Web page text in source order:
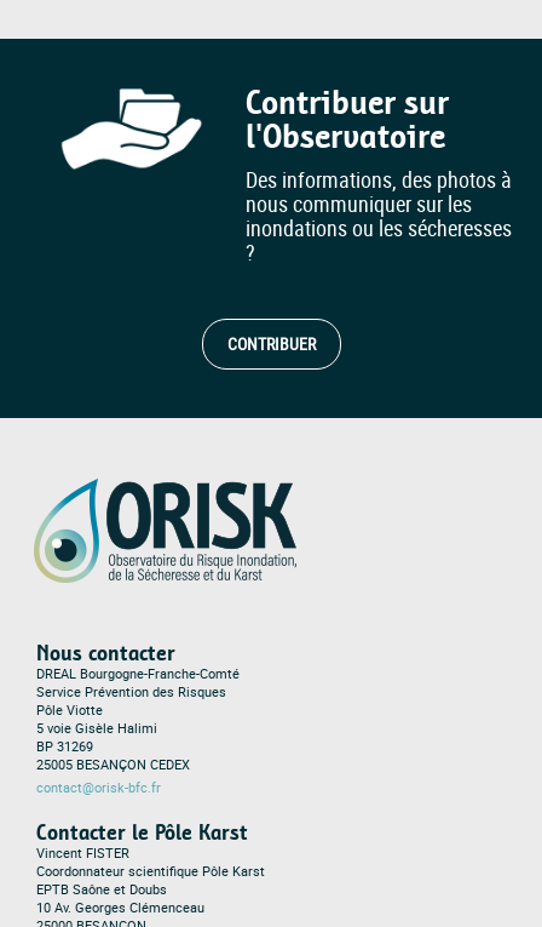
Contribuer sur
l'Observatoire
Des informations, des photos à
nous communiquer sur les
inondations ou les sécheresses
?
CONTRIBUER
Nous contacter
DREAL Bourgogne-Franche-Comté
Service Prévention des Risques
Pôle Viotte
5 voie Gisèle Halimi
BP 31269
25005 BESANÇON CEDEX
contact@orisk-bfc.fr
Contacter le Pôle Karst
Vincent FISTER
Coordonnateur scientifique Pôle Karst
EPTB Saône et Doubs
10 Av. Georges Clémenceau